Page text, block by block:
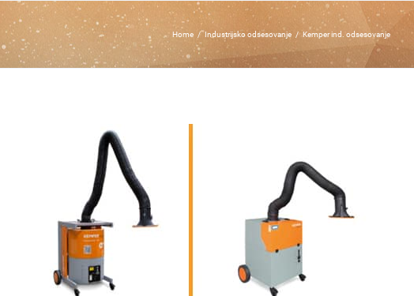
Home / Industrijsko odsesovanje / Kemper ind. odsesovanje